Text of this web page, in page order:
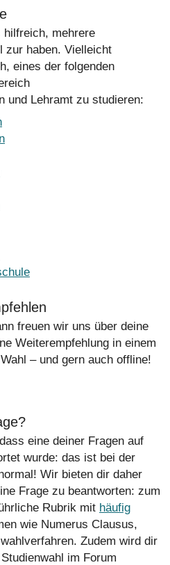
hilfreich, mehrere
zur haben. Vielleicht
eines der folgenden
und Lehramt zu studieren:
freuen wir uns über deine
Weiterempfehlung in einem
– und gern auch offline!
eine deiner Fragen auf
wurde: das ist bei der
Wir bieten dir daher
Frage zu beantworten: zum
Rubrik mit häufig
wie Numerus Clausus,
Zudem wird dir
im Forum